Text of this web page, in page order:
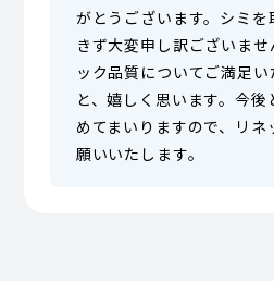
がとうございます。シミ
きず大変申し訳ございま
ック品質についてご満足
と、嬉しく思います。今
めてまいりますので、リ
願いいたします。